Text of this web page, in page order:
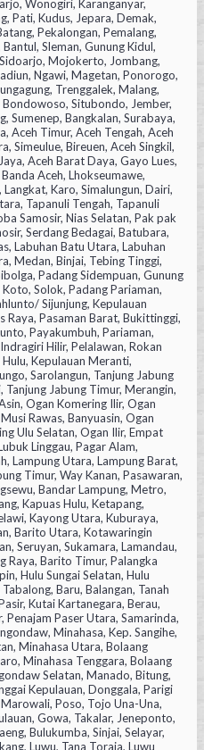
Wonogiri, Karanganyar,
Pati, Kudus, Jepara, Demak,
Pekalongan, Pemalang,
Sleman, Gunung Kidul,
Mojokerto, Jombang,
Ngawi, Magetan, Ponorogo,
Trenggalek, Malang,
Situbondo, Jember,
Sumenep, Bangkalan, Surabaya,
Aceh Timur, Aceh Tengah, Aceh
Simeulue, Bireuen, Aceh Singkil,
Aceh Barat Daya, Gayo Lues,
Aceh, Lhokseumawe,
Karo, Simalungun, Dairi,
Tapanuli Tengah, Tapanuli
Samosir, Nias Selatan, Pak pak
Serdang Bedagai, Batubara,
Labuhan Batu Utara, Labuhan
Medan, Binjai, Tebing Tinggi,
Padang Sidempuan, Gunung
Solok, Padang Pariaman,
Sijunjung, Kepulauan
Raya, Pasaman Barat, Bukittinggi,
Payakumbuh, Pariaman,
Hilir, Pelalawan, Rokan
Kepulauan Meranti,
Sarolangun, Tanjung Jabung
Jabung Timur, Merangin,
Ogan Komering Ilir, Ogan
Rawas, Banyuasin, Ogan
Ulu Selatan, Ogan Ilir, Empat
Linggau, Pagar Alam,
Lampung Utara, Lampung Barat,
Timur, Way Kanan, Pasawaran,
Bandar Lampung, Metro,
Kapuas Hulu, Ketapang,
Kayong Utara, Kuburaya,
Barito Utara, Kotawaringin
Seruyan, Sukamara, Lamandau,
Raya, Barito Timur, Palangka
Hulu Sungai Selatan, Hulu
Baru, Balangan, Tanah
Kutai Kartanegara, Berau,
Paser Utara, Samarinda,
Minahasa, Kep. Sangihe,
Minahasa Utara, Bolaang
Minahasa Tenggara, Bolaang
Selatan, Manado, Bitung,
Kepulauan, Donggala, Parigi
Poso, Tojo Una-Una,
Gowa, Takalar, Jeneponto,
Bulukumba, Sinjai, Selayar,
Luwu, Tana Toraja, Luwu